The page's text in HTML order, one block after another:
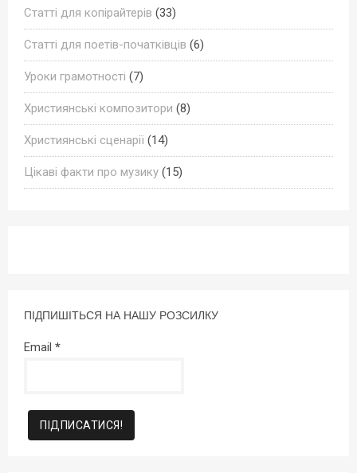
Статті для копірайтерів (33)
Статті для поетів-початківців (6)
Уроки грамотності (7)
Християнські композитори (8)
Християнські сценарії (14)
Цікаві факти про музику (15)
ПІДПИШІТЬСЯ НА НАШУ РОЗСИЛКУ
Email *